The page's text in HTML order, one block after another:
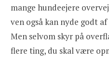
mange hundeejere
ven også kan nyde godt
Men selvom skyr på
flere ting, du skal være